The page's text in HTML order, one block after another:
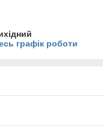
графік роботи